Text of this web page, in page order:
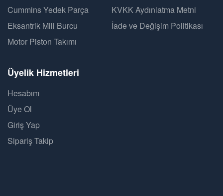
Cummins Yedek Parça
Eksantrik Mili Burcu
Motor Piston Takımı
KVKK Aydınlatma Metni
İade ve Değişim Politikası
Üyelik Hizmetleri
Hesabım
Üye Ol
Giriş Yap
Sipariş Takip